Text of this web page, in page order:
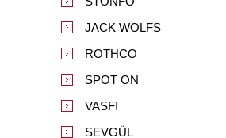
JACK WOLFS
ROTHCO
SPOT ON
VASFI
SEVGÜL